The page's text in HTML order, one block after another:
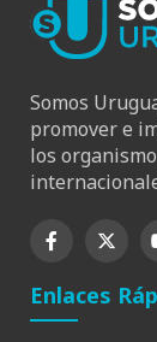
Somos
promover e
los
Enlaces